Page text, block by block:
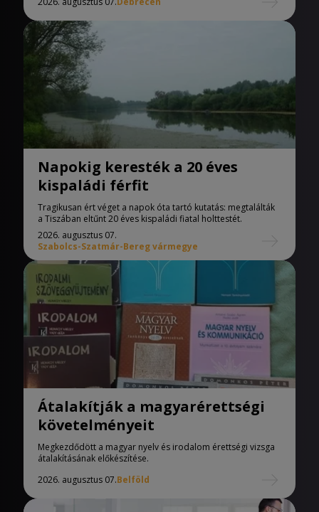
Napokig keresték a 20 éves
kispaládi férfit
Tragikusan ért véget a napok óta tartó kutatás: megtalálták
a Tiszában eltűnt 20 éves kispaládi fiatal holttestét.
2026. augusztus 07.
Szabolcs-Szatmár-Bereg vármegye
Átalakítják a magyarérettségi
követelményeit
Megkezdődött a magyar nyelv és irodalom érettségi vizsga
átalakításának előkészítése.
2026. augusztus 07.Belföld